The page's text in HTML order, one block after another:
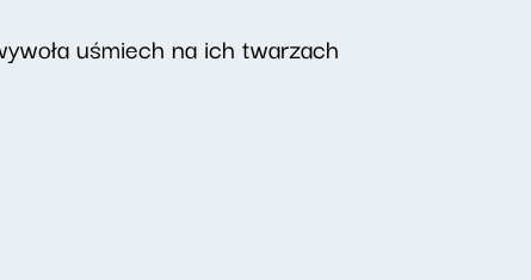
uśmiech na ich twarzach